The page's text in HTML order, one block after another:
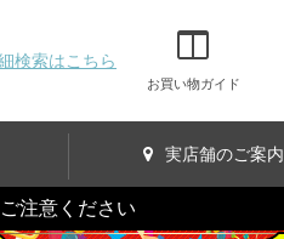
検索はこちら
お買い物ガイド
実店舗のご案内
注意ください